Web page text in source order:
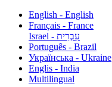
English - English
Français - France
עִבְרִית - Israel
Português - Brazil
Українська - Ukraine
Englis - India
Multilingual